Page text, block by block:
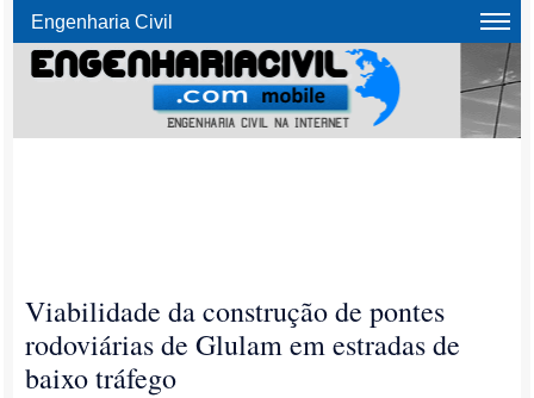
Engenharia Civil
Viabilidade da construção de pontes
rodoviárias de Glulam em estradas de
baixo tráfego